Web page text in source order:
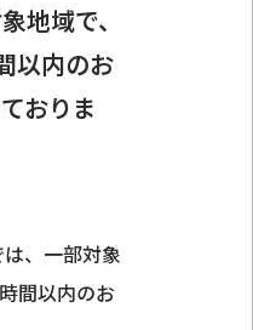
地域で、
以内のお
おりま
、一部対象
間以内のお